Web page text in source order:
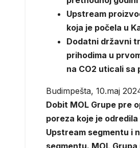
Upstream
koja je počela u
Dodatni državni
prihodima u
na CO2 uticali sa
Budimpešta, 10.maj
Dobit MOL Grupe pre
poreza koje je
Upstream segmentu i